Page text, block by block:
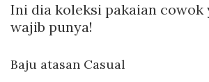
Ini dia koleksi pakaian cowok
wajib punya!
Baju atasan Casual